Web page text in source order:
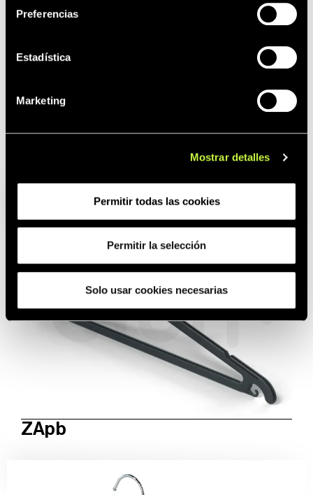
Preferencias
Estadística
Marketing
Mostrar detalles
Permitir todas las cookies
Permitir la selección
Solo usar cookies necesarias
ZApb